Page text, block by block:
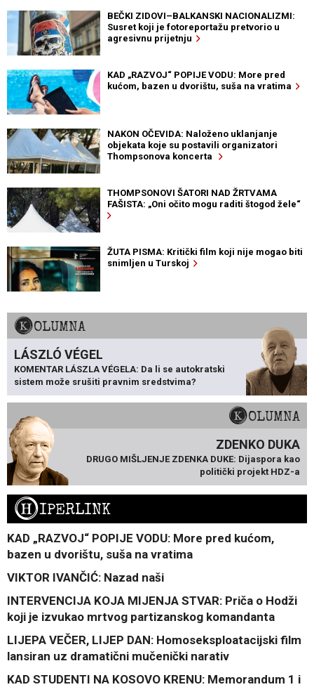
BEČKI ZIDOVI–BALKANSKI NACIONALIZMI:
Susret koji je fotoreportažu pretvorio u
agresivnu prijetnju
KAD „RAZVOJ“ POPIJE VODU: More pred
kućom, bazen u dvorištu, suša na vratima
NAKON OČEVIDA: Naloženo uklanjanje
objekata koje su postavili organizatori
Thompsonova koncerta
THOMPSONOVI ŠATORI NAD ŽRTVAMA
FAŠISTA: „Oni očito mogu raditi štogod žele“
ŽUTA PISMA: Kritički film koji nije mogao biti
snimljen u Turskoj
KOLUMNA
LÁSZLÓ VÉGEL
KOMENTAR LÁSZLA VÉGELA: Da li se autokratski
sistem može srušiti pravnim sredstvima?
KOLUMNA
ZDENKO DUKA
DRUGO MIŠLJENJE ZDENKA DUKE: Dijaspora kao
politički projekt HDZ-a
HIPERLINK
KAD „RAZVOJ“ POPIJE VODU: More pred kućom,
bazen u dvorištu, suša na vratima
VIKTOR IVANČIĆ: Nazad naši
INTERVENCIJA KOJA MIJENJA STVAR: Priča o Hodži
koji je izvukao mrtvog partizanskog komandanta
LIJEPA VEČER, LIJEP DAN: Homoseksploatacijski film
lansiran uz dramatični mučenički narativ
KAD STUDENTI NA KOSOVO KRENU: Memorandum 1 i